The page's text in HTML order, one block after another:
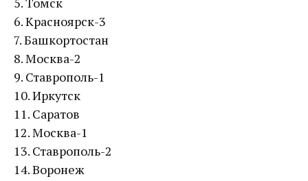
6. Красноярск-3
7. Башкортостан
8. Москва-2
9. Ставрополь-1
10. Иркутск
11. Саратов
12. Москва-1
13. Ставрополь-2
14. Воронеж